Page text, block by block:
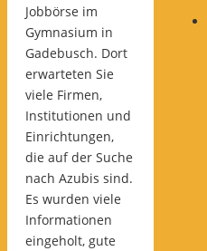
Jobbörse im
Gymnasium in
Gadebusch. Dort
erwarteten Sie
viele Firmen,
Institutionen und
Einrichtungen,
die auf der Suche
nach Azubis sind.
Es wurden viele
Informationen
eingeholt, gute